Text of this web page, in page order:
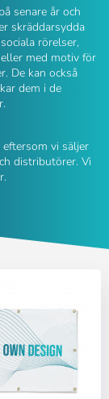
senare år och
skräddarsydda
rörelser,
med motiv för
De kan också
dem i de
vi säljer
distributörer. Vi